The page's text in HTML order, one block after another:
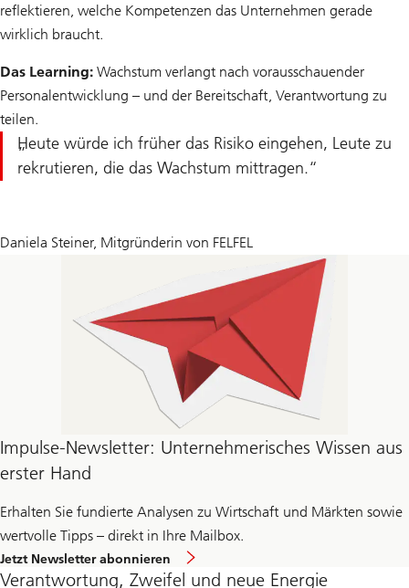
reflektieren, welche Kompetenzen das Unternehmen gerade
wirklich braucht.
Das Learning: Wachstum verlangt nach vorausschauender
Personalentwicklung – und der Bereitschaft, Verantwortung zu
teilen.
Heute würde ich früher das Risiko eingehen, Leute zu
rekrutieren, die das Wachstum mittragen.
Daniela Steiner, Mitgründerin von FELFEL
Impulse-Newsletter: Unternehmerisches Wissen aus
erster Hand
Erhalten Sie fundierte Analysen zu Wirtschaft und Märkten sowie
wertvolle Tipps – direkt in Ihre Mailbox.
Jetzt Newsletter abonnieren
Verantwortung, Zweifel und neue Energie